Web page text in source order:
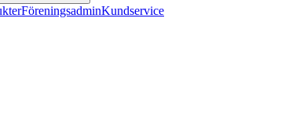
FöreningsadminKundservice